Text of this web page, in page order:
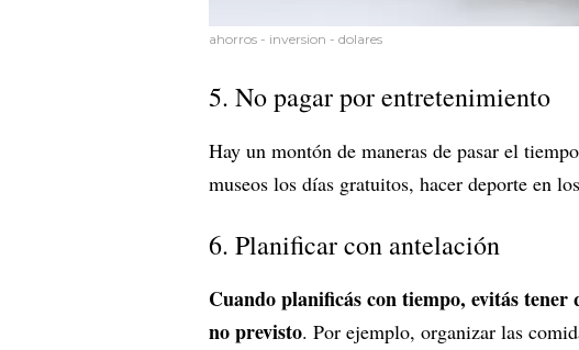
ahorros - inversion - dolares
5. No pagar por entretenimiento
Hay un montón de maneras de pasar el
museos los días gratuitos, hacer deporte en
6. Planificar con antelación
Cuando planificás con tiempo, evitás
no previsto. Por ejemplo, organizar las